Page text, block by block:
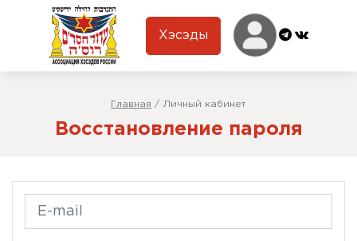
Хэсэды
Главная / Личный кабинет
Восстановление пароля